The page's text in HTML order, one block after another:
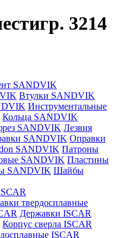
3214
SANDVIK
Втулки SANDVIK
Инструментальные
Кольца SANDVIK
SANDVIK Лезвия
SANDVIK Оправки
SANDVIK Патроны
SANDVIK Пластины
SANDVIK Шайбы
твердосплавные
Державки ISCAR
Корпус сверла ISCAR
ISCAR